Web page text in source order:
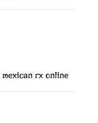
mexican rx online